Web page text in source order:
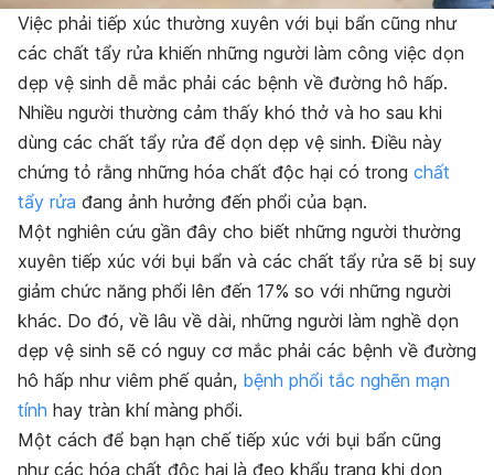
Việc phải tiếp xúc thường xuyên với bụi bẩn cũng như
các chất tẩy rửa khiến những người làm công việc dọn
dẹp vệ sinh dễ mắc phải các bệnh về đường hô hấp.
Nhiều người thường cảm thấy khó thở và ho sau khi
dùng các chất tẩy rửa để dọn dẹp vệ sinh. Điều này
chứng tỏ rằng những hóa chất độc hại có trong chất
tẩy rửa đang ảnh hưởng đến phổi của bạn.
Một nghiên cứu gần đây cho biết những người thường
xuyên tiếp xúc với bụi bẩn và các chất tẩy rửa sẽ bị suy
giảm chức năng phổi lên đến 17% so với những người
khác. Do đó, về lâu về dài, những người làm nghề dọn
dẹp vệ sinh sẽ có nguy cơ mắc phải các bệnh về đường
hô hấp như viêm phế quản, bệnh phổi tắc nghẽn mạn
tính hay tràn khí màng phổi.
Một cách để bạn hạn chế tiếp xúc với bụi bẩn cũng
như các hóa chất độc hại là đeo khẩu trang khi dọn